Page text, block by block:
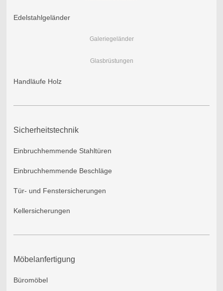
Edelstahlgeländer
Galeriegeländer
Glasbrüstungen
Handläufe Holz
Sicherheitstechnik
Einbruchhemmende Stahltüren
Einbruchhemmende Beschläge
Tür- und Fenstersicherungen
Kellersicherungen
Möbelanfertigung
Büromöbel